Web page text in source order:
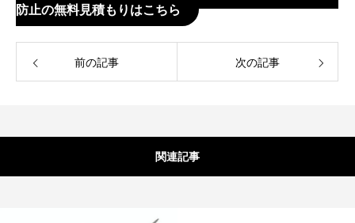
防止の無料見積もりはこちら
前の記事 次の記事
関連記事